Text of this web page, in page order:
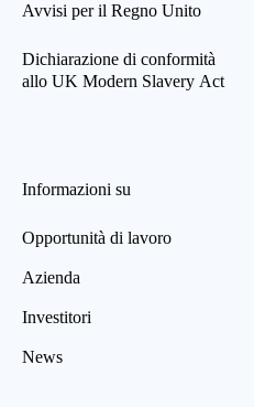
Avvisi per il Regno Unito
Dichiarazione di conformità
allo UK Modern Slavery Act
Informazioni su
Opportunità di lavoro
Azienda
Investitori
News